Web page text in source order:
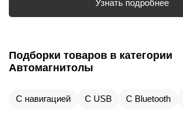
Узнать подробнее
Подборки товаров в категории
Автомагнитолы
С навигацией С USB С Bluetooth